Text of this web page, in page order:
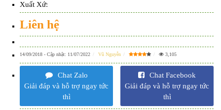
Xuất Xứ:
Liên hệ
14/09/2018 - Cập nhật: 11/07/2022 Vũ Nguyễn 3,105
Chat Zalo
Giải đáp và hỗ trợ ngay tức
thì
Chat Facebook
Giải đáp và hỗ trợ ngay tức
thì